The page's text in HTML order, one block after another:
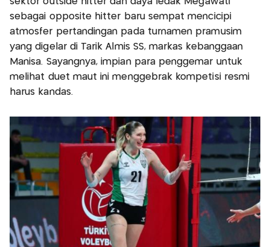
sebagai opposite hitter baru sempat mencicipi
atmosfer pertandingan pada turnamen pramusim
yang digelar di Tarik Almis SS, markas kebanggaan
Manisa. Sayangnya, impian para penggemar untuk
melihat duet maut ini menggebrak kompetisi resmi
harus kandas.